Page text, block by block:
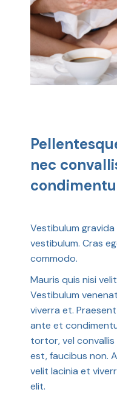
nec
Vestibulum
vestibulum. Cras
commodo.
Mauris quis nisi
Vestibulum
viverra et.
ante et
tortor, vel convallis
est, faucibus non.
velit lacinia et
elit.